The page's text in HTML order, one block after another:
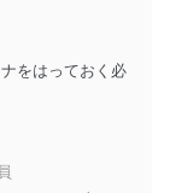
の機会を通
継続的に改
ジメントシ
下までご連
をはっておく必